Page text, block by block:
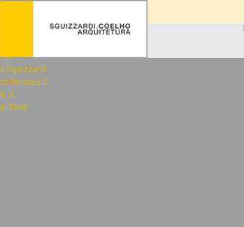
Sguizzardi
Novaes C
Jr.
Silva